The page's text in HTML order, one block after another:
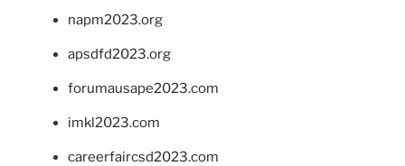
napm2023.org
apsdfd2023.org
forumausape2023.com
imkl2023.com
careerfaircsd2023.com